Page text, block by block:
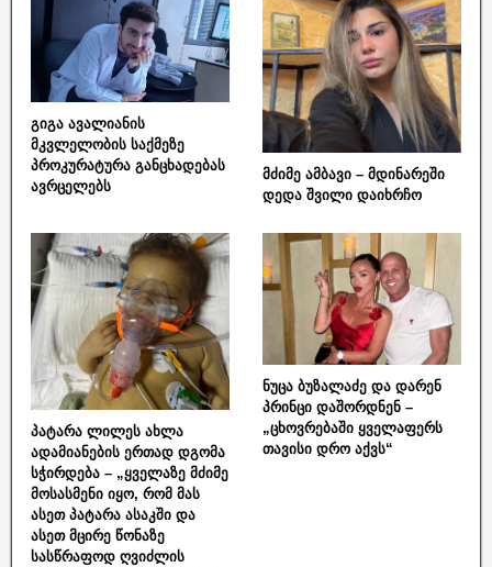
გიგა ავალიანის
მკვლელობის საქმეზე
პროკურატურა განცხადებას
ავრცელებს
მძიმე ამბავი – მდინარეში
დედა შვილი დაიხრჩო
პატარა ლილეს ახლა
ადამიანების ერთად დგომა
სჭირდება – „ყველაზე მძიმე
მოსასმენი იყო, რომ მას
ასეთ პატარა ასაკში და
ასეთ მცირე წონაზე
სასწრაფოდ ღვიძლის
ნუცა ბუზალაძე და დარენ
პრინცი დაშორდნენ –
„ცხოვრებაში ყველაფერს
თავისი დრო აქვს“